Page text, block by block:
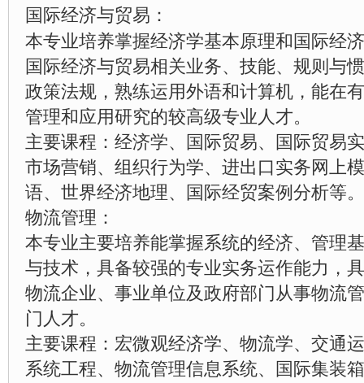
国际经济与贸易：
本专业培养掌握经济学基本原理和国际经
国际经济与贸易相关业务、技能、规则与
政策法规，熟练运用外语和计算机，能在
管理和应用研究的较高级专业人才。
主要课程：经济学、国际贸易、国际贸易
市场营销、组织行为学、进出口实务网上
语、世界经济地理、国际经贸案例分析等。
物流管理：
本专业主要培养能掌握系统的经济、管理
与技术，具备较强的专业实务运作能力，
物流企业、事业单位及政府部门从事物流
门人才。
主要课程：宏微观经济学、物流学、交通
系统工程、物流管理信息系统、国际集装